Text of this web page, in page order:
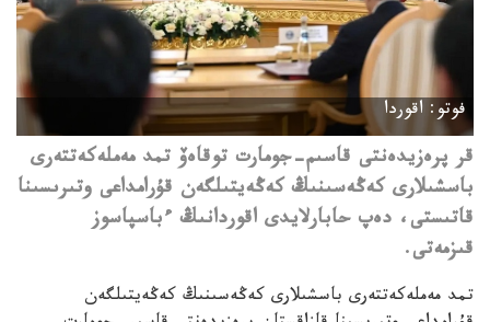
فوتو: اقوردا
قر پرەزيدەنتى قاسىم-جومارت توقاەۆ تمد مەملەكەتتەرى
باسشىلارى كەڭەسىنىڭ كەڭەيتىلگەن قۇرامداعى وتىرىسىنا
قاتىستى، دەپ حابارلايدى اقوردانىڭ ءباسپاسوز
قىزمەتى.
تمد مەملەكەتتەرى باسشىلارى كەڭەسىنىڭ كەڭەيتىلگەن